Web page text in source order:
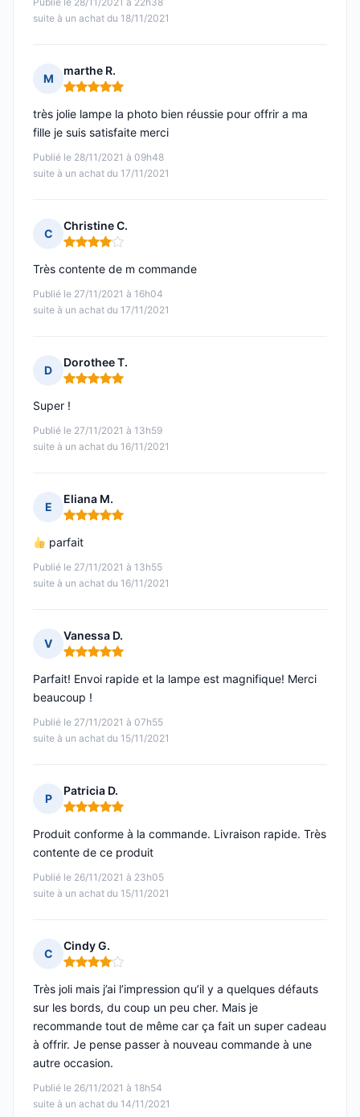
suite à un achat du 18/11/2021
M
marthe R.
Note : 5 sur 5
Publié le 28/11/2021 à 09h48
suite à un achat du 17/11/2021
très jolie lampe la photo bien réussie pour offrir a ma
fille je suis satisfaite merci
C
Christine C.
Note : 4 sur 5
Publié le 27/11/2021 à 16h04
suite à un achat du 17/11/2021
Très contente de m commande
D
Dorothee T.
Note : 5 sur 5
Publié le 27/11/2021 à 13h59
suite à un achat du 16/11/2021
Super !
E
Eliana M.
Note : 5 sur 5
Publié le 27/11/2021 à 13h55
suite à un achat du 16/11/2021
parfait
V
Vanessa D.
Note : 5 sur 5
Publié le 27/11/2021 à 07h55
suite à un achat du 15/11/2021
Parfait! Envoi rapide et la lampe est magnifique! Merci
beaucoup !
P
Patricia D.
Note : 5 sur 5
Publié le 26/11/2021 à 23h05
suite à un achat du 15/11/2021
Produit conforme à la commande. Livraison rapide. Très
contente de ce produit
C
Cindy G.
Note : 4 sur 5
Publié le 26/11/2021 à 18h54
suite à un achat du 14/11/2021
Très joli mais j’ai l’impression qu’il y a quelques défauts
sur les bords, du coup un peu cher. Mais je
recommande tout de même car ça fait un super cadeau
à offrir. Je pense passer à nouveau commande à une
autre occasion.